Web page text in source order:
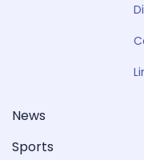
News
Sports